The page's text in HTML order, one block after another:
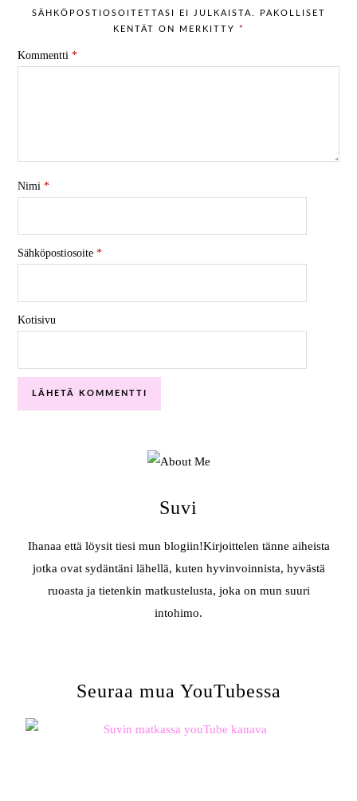
SÄHKÖPOSTIOSOITETTASI EI JULKAISTA.
PAKOLLISET
KENTÄT ON MERKITTY *
Kommentti*
Nimi*
Sähköpostiosoite*
Kotisivu
Suvi
Ihanaa että löysit tiesi mun blogiin!Kirjoittelen tänne aiheista
jotka ovat sydäntäni lähellä, kuten hyvinvoinnista, hyvästä
ruoasta ja tietenkin matkustelusta, joka on mun suuri
intohimo.
Seuraa mua YouTubessa